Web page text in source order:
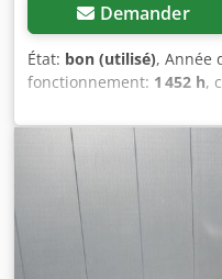
Demander
État: bon (utilisé), Année
fonctionnement: 1 452 h,
1 700
électrique, type de mât:
kilométrage:
1 452 km ,
Marque : BT Année de
1 600 kg Djdpfezpflhox
Modèle à double palette
INITIAL, idéal pour les
et chargeur Consultez la